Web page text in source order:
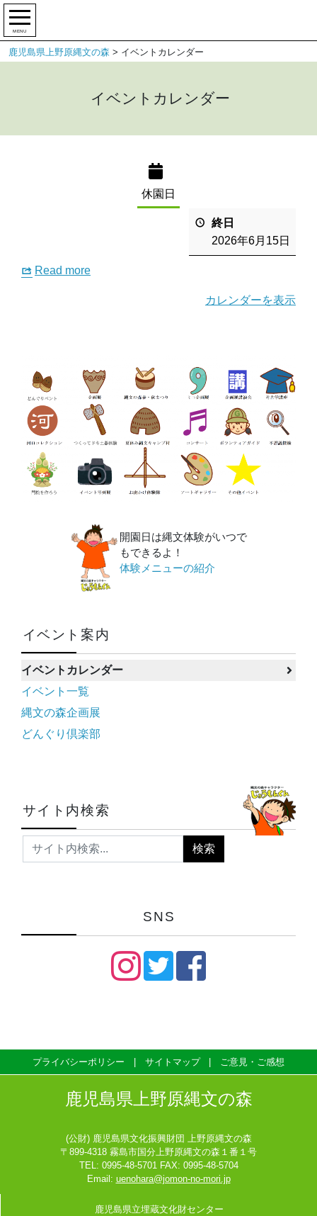
MENU
鹿児島県上野原縄文の森 > イベントカレンダー
イベントカレンダー
イベント案内
イベントカレンダー
イベント一覧
縄文の森企画展
どんぐり倶楽部
サイト内検索
SNS
休園日
終日
2026年6月15日
Read more
カレンダーを表示
開園日は縄文体験がいつで
もできるよ！
体験メニューの紹介
プライバシーポリシー サイトマップ ご意見・ご感想
鹿児島県上野原縄文の森
(公財) 鹿児島県文化振興財団 上野原縄文の森
〒899-4318 霧島市国分上野原縄文の森１番１号
TEL: 0995-48-5701 FAX: 0995-48-5704
Email: uenohara@jomon-no-mori.jp
鹿児島県立埋蔵文化財センター